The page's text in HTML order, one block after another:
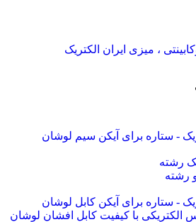
، میزی ایران الکتریک
سیم لوشان
رشته
رشته
کابل لوشان
کابل افشان لوشان